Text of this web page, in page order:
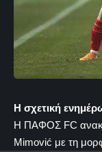
Η σχετική
Η ΠΑΦΟΣ FC
Mimović με τη